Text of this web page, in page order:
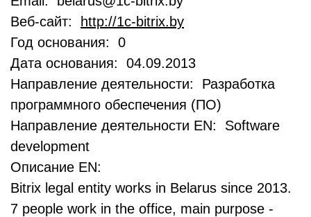
Веб-сайт:
http://1c-bitrix.by
Год основания: 0
Дата основания: 04.09.2013
Направление деятельности: Разработка
программного обеспечения (ПО)
Направление деятельности EN: Software
development
Описание EN:
Bitrix legal entity works in Belarus since 2013.
7 people work in the office, main purpose -